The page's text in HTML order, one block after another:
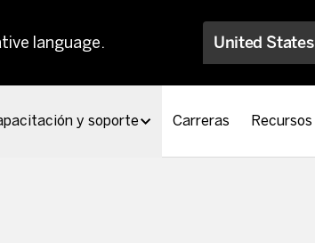
language. United States
y soporte Carreras Recursos